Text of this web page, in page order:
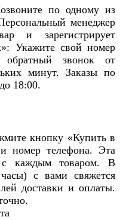
по одному из
менеджер
и зарегистрирует
Укажите свой номер
звонок от
минут. Заказы по
18:00.
кнопку «Купить в
номер телефона. Эта
с каждым товаром. В
с вами свяжется
доставки и оплаты.